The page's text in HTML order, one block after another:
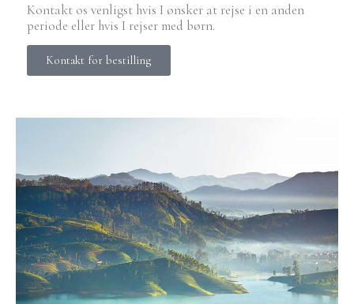
Kontakt os venligst hvis I ønsker at rejse i en anden
periode eller hvis I rejser med børn.
Kontakt for bestilling